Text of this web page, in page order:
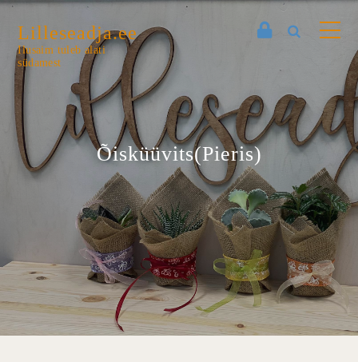
Lilleseadja.ee
Ilusaim tuleb alati
südamest
Õisküüvits(Pieris)